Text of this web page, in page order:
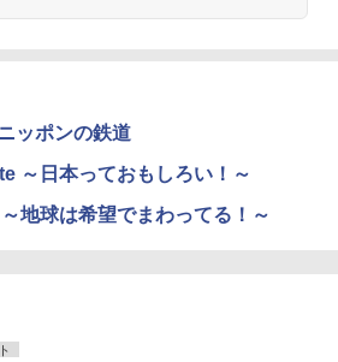
ッポンの鉄道
～日本っておもしろい！～
地球は希望でまわってる！～